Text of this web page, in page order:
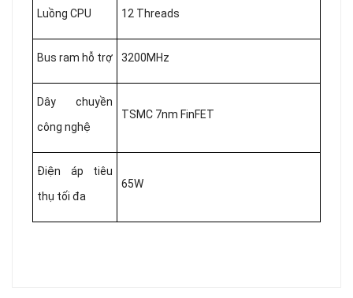
Luồng CPU 12 Threads
Bus ram hỗ trợ 3200MHz
Dây chuyền
công nghệ
TSMC 7nm FinFET
Điện áp tiêu
thụ tối đa
65W